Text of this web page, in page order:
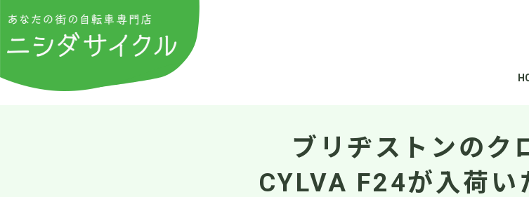
ブリヂストンのク
CYLVA F24が入荷い